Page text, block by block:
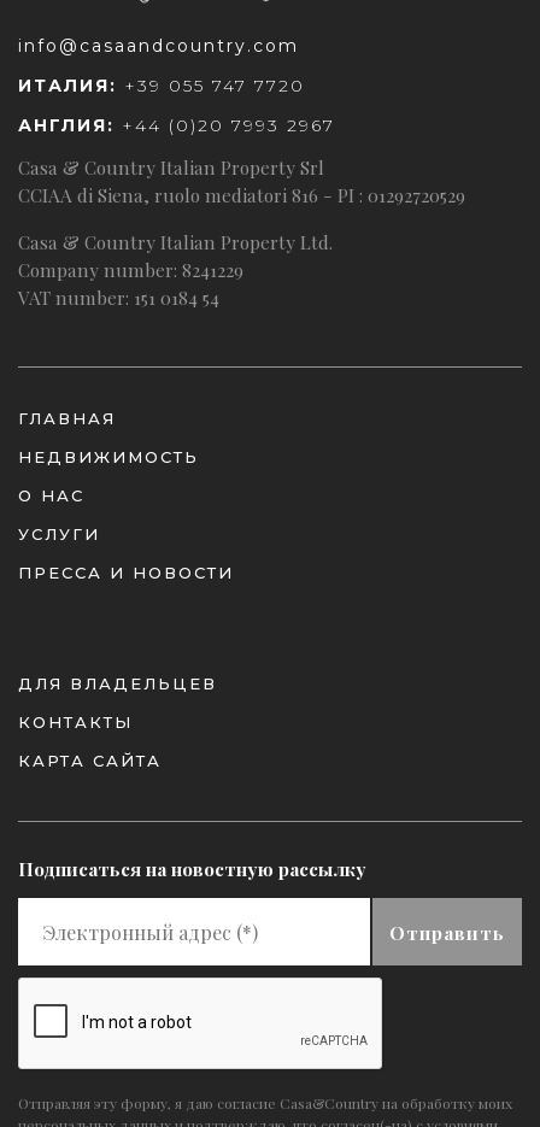
info@casaandcountry.com
ИТАЛИЯ: +39 055 747 7720
АНГЛИЯ: +44 (0)20 7993 2967
Casa & Country Italian Property Srl
CCIAA di Siena, ruolo mediatori 816 - PI : 01292720529
Casa & Country Italian Property Ltd.
Company number: 8241229
VAT number: 151 0184 54
ГЛАВНАЯ
НЕДВИЖИМОСТЬ
О НАС
УСЛУГИ
ПРЕССА И НОВОСТИ
ДЛЯ ВЛАДЕЛЬЦЕВ
КОНТАКТЫ
КАРТА САЙТА
Подписаться на новостную рассылку
Отправить
Отправляя эту форму, я даю согласие Casa&Country на обработку моих